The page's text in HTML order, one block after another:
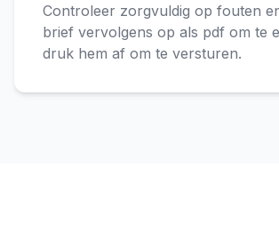
Controleer zorgvuldig op fouten
brief vervolgens op als pdf om te
druk hem af om te versturen.